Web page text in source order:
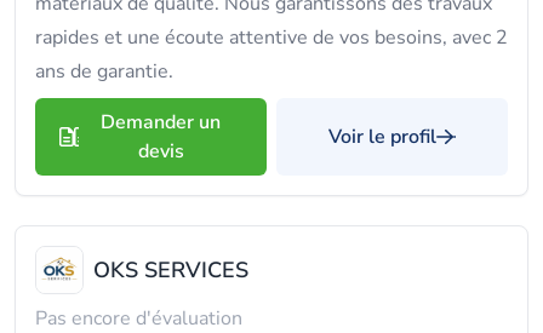
rapides et une écoute attentive de vos besoins, avec 2
ans de garantie.
Demander un
devis
Voir le profil
OKS SERVICES
Pas encore d'évaluation